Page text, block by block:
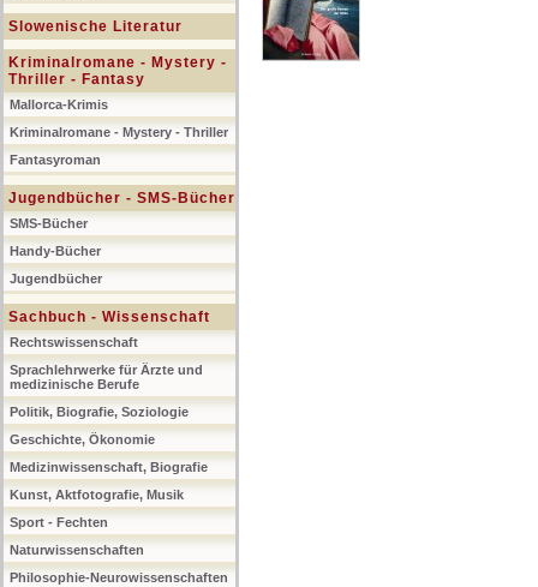
Slowenische Literatur
Kriminalromane - Mystery -
Thriller - Fantasy
Mallorca-Krimis
Kriminalromane - Mystery - Thriller
Fantasyroman
Jugendbücher - SMS-Bücher
SMS-Bücher
Handy-Bücher
Jugendbücher
Sachbuch - Wissenschaft
Rechtswissenschaft
Sprachlehrwerke für Ärzte und
medizinische Berufe
Politik, Biografie, Soziologie
Geschichte, Ökonomie
Medizinwissenschaft, Biografie
Kunst, Aktfotografie, Musik
Sport - Fechten
Naturwissenschaften
Philosophie-Neurowissenschaften